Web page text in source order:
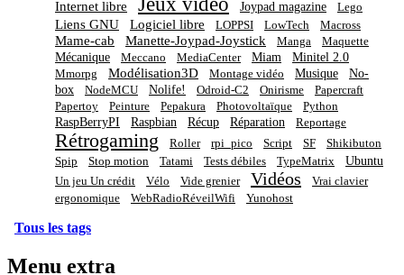
Internet libre Joypad magazine Lego
Liens GNU Logiciel libre LOPPSI LowTech Macross
Mame-cab Manette-Joypad-Joystick Manga Maquette
Mécanique Meccano MediaCenter Miam Minitel 2.0
Mmorpg Modélisation3D Montage vidéo Musique
No-
box
NodeMCU Nolife! Odroid-C2 Onirisme
Papercraft
Papertoy
Peinture Pepakura Photovoltaïque Python
RaspBerryPI Raspbian Récup Réparation Reportage
Rétrogaming Roller rpi_pico Script SF
Shikibuton
Spip
Stop motion Tatami Tests débiles TypeMatrix Ubuntu
Un jeu Un crédit Vélo Vide grenier Vidéos
Vrai clavier
ergonomique
WebRadioRéveilWifi Yunohost
Tous les tags
Menu extra